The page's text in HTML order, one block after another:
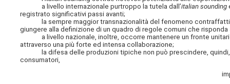
a livello internazionale purtroppo la tutela dall’italian sounding
registrato significativi passi avanti;
la sempre maggior transnazionalità del fenomeno
giungere alla definizione di un quadro di regole comuni che
a livello nazionale, inoltre, occorre mantenere un fronte
attraverso una più forte ed intensa collaborazione;
la difesa delle produzioni tipiche non può prescindere, quindi,
consumatori,